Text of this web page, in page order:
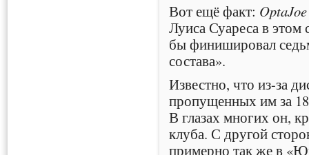
Вот ещё факт: OptaJoe
Луиса Суареса в этом
бы финишировал
состава».
Известно, что из-за
пропущенных им за
В глазах многих он,
клуба. С другой
примерно так же в